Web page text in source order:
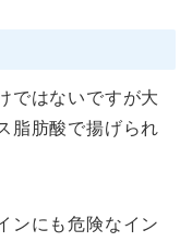
ではないですが大
脂肪酸で揚げられ
ンにも危険なイン